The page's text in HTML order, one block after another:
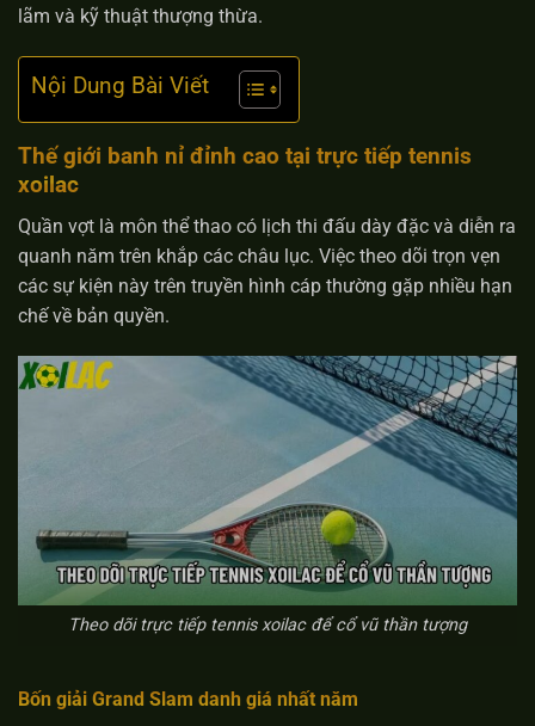
lãm và kỹ thuật thượng thừa.
Nội Dung Bài Viết
Thế giới banh nỉ đỉnh cao tại trực tiếp tennis
xoilac
Quần vợt là môn thể thao có lịch thi đấu dày đặc và diễn ra
quanh năm trên khắp các châu lục. Việc theo dõi trọn vẹn
các sự kiện này trên truyền hình cáp thường gặp nhiều hạn
chế về bản quyền.
Theo dõi trực tiếp tennis xoilac để cổ vũ thần tượng
Bốn giải Grand Slam danh giá nhất năm